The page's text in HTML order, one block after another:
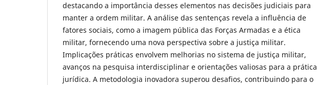
destacando a importância desses elementos nas decisões judiciais para
manter a ordem militar. A análise das sentenças revela a influência de
fatores sociais, como a imagem pública das Forças Armadas e a ética
militar, fornecendo uma nova perspectiva sobre a justiça militar.
Implicações práticas envolvem melhorias no sistema de justiça militar,
avanços na pesquisa interdisciplinar e orientações valiosas para a prática
jurídica. A metodologia inovadora superou desafios, contribuindo para o